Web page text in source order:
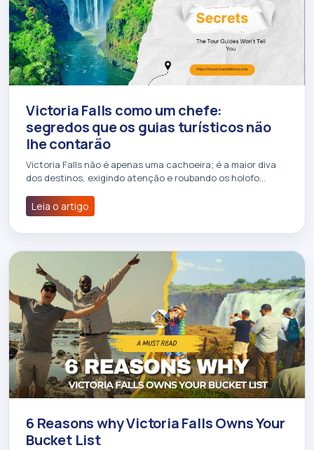
Victoria Falls como um chefe:
segredos que os guias turísticos não
lhe contarão
Victoria Falls não é apenas uma cachoeira; é a maior diva
dos destinos, exigindo atenção e roubando os holofo…
Leia o artigo
6 Reasons why Victoria Falls Owns Your
Bucket List